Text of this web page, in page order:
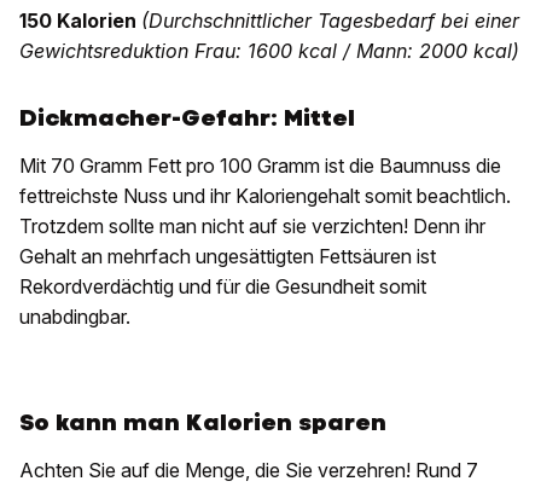
150 Kalorien (Durchschnittlicher Tagesbedarf bei einer
Gewichtsreduktion Frau: 1600 kcal / Mann: 2000 kcal)
Dickmacher-Gefahr: Mittel
Mit 70 Gramm Fett pro 100 Gramm ist die Baumnuss die
fettreichste Nuss und ihr Kaloriengehalt somit beachtlich.
Trotzdem sollte man nicht auf sie verzichten! Denn ihr
Gehalt an mehrfach ungesättigten Fettsäuren ist
Rekordverdächtig und für die Gesundheit somit
unabdingbar.
So kann man Kalorien sparen
Achten Sie auf die Menge, die Sie verzehren! Rund 7